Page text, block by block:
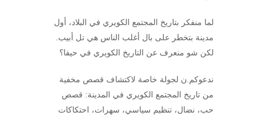
لما منفكر بتاريخ المجتمع الكويري في البلاد، أول
مدينة بتخطر على بال أغلب الناس هي تل أبيب.
لكن شو منعرف عن التاريخ الكويري في حيفا؟
ندعوكم.ن لجولة خاصة لاكتشاف قصص مخفية
من تاريخ المجتمع الكويري في المدينة: قصص
حب، نضال، تنظيم سياسي، سهرات، احتكاكات